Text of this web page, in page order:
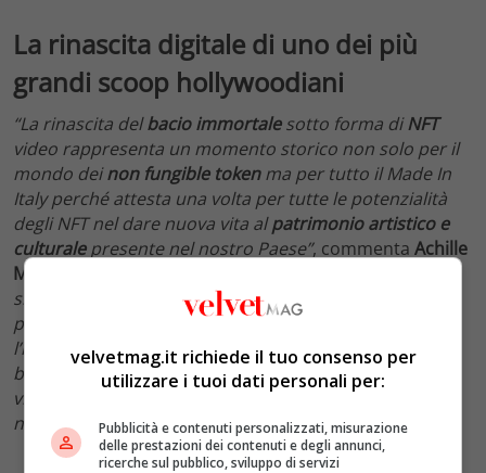
La rinascita digitale di uno dei più
grandi scoop hollywoodiani
“La rinascita delbacio immortalesotto forma diNFT
video rappresenta un momento storico non solo per il
mondo deinon fungible tokenma per tutto il Made In
Italy perché attesta una volta per tutte le potenzialità
degli NFT nel dare nuova vita alpatrimonio artistico e
culturalepresente nel nostro Paese”, commenta Achille
Minerva
significato storico delle foto di Marcello Geppetti, i
progressi delle tecnologie di computer grafica e
l’inviolabilità garantita da una piattaforma granitica
basata su
Blockchain rappresentano un modello
vincente per portare le eccellenze di questo tipo nella
nuova era del valore digitale”.
velvetmag.it richiede il tuo consenso per
utilizzare i tuoi dati personali per:
Pubblicità e contenuti personalizzati, misurazione
delle prestazioni dei contenuti e degli annunci,
ricerche sul pubblico, sviluppo di servizi